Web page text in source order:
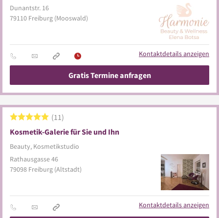
Dunantstr. 16
79110 Freiburg (Mooswald)
Kontaktdetails anzeigen
Gratis Termine anfragen
Kosmetik-Galerie für Sie und Ihn
Beauty, Kosmetikstudio
11
Rathausgasse 46
79098 Freiburg (Altstadt)
Kontaktdetails anzeigen